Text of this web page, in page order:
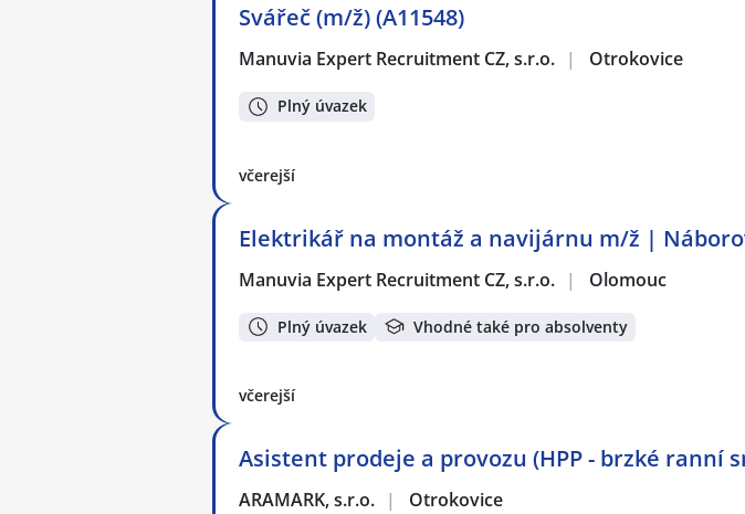
Svářeč (m/ž) (A11548)
Manuvia Expert Recruitment CZ, s.r.o. | Otrokovice
Plný úvazek
včerejší
Elektrikář na montáž a navijárnu m/ž |
Manuvia Expert Recruitment CZ, s.r.o. | Olomouc
Plný úvazek Vhodné také pro absolventy
včerejší
Asistent prodeje a provozu (HPP - brzké ranní
ARAMARK, s.r.o. | Otrokovice